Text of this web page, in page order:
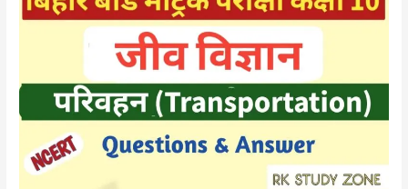
10
प्रक्रम
प्रश्न